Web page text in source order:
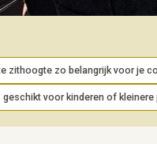
zithoogte zo belangrijk voor je
voor kinderen of kleinere